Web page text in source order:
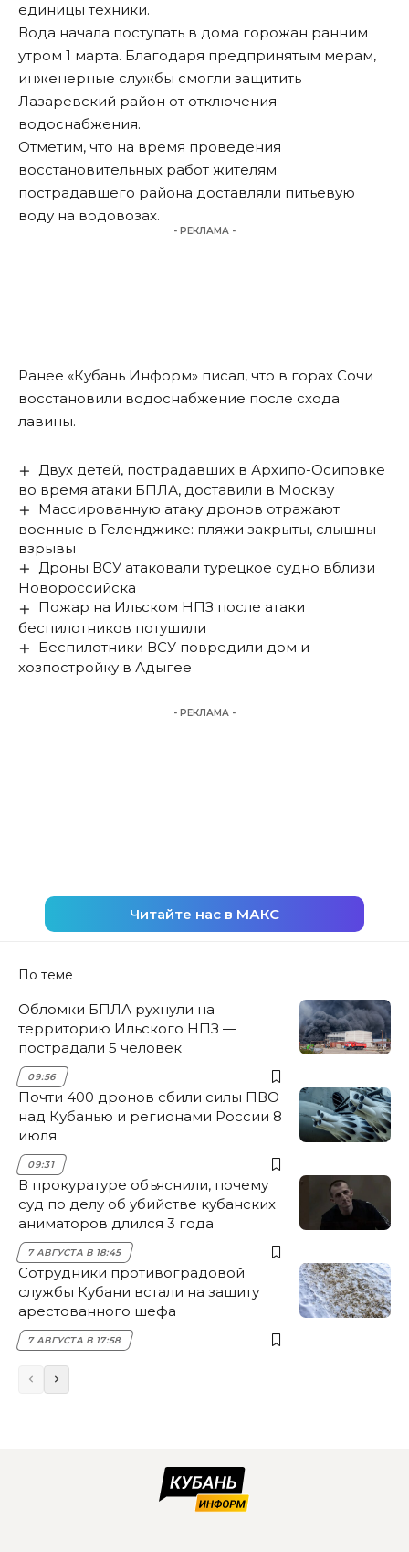
единицы техники.
Вода начала поступать в дома горожан ранним
утром 1 марта. Благодаря предпринятым мерам,
инженерные службы смогли защитить
Лазаревский район от отключения
водоснабжения.
Отметим, что на время проведения
восстановительных работ жителям
пострадавшего района доставляли питьевую
воду на водовозах.
- РЕКЛАМА -
Ранее «Кубань Информ» писал, что в горах Сочи
восстановили водоснабжение после схода
лавины.
Двух детей, пострадавших в Архипо-Осиповке
во время атаки БПЛА, доставили в Москву
Массированную атаку дронов отражают
военные в Геленджике: пляжи закрыты, слышны
взрывы
Дроны ВСУ атаковали турецкое судно вблизи
Новороссийска
Пожар на Ильском НПЗ после атаки
беспилотников потушили
Беспилотники ВСУ повредили дом и
хозпостройку в Адыгее
- РЕКЛАМА -
Читайте нас в МАКС
По теме
Обломки БПЛА рухнули на
территорию Ильского НПЗ —
пострадали 5 человек
09:56
Почти 400 дронов сбили силы ПВО
над Кубанью и регионами России 8
июля
09:31
В прокуратуре объяснили, почему
суд по делу об убийстве кубанских
аниматоров длился 3 года
7 АВГУСТА В 18:45
Сотрудники противоградовой
службы Кубани встали на защиту
арестованного шефа
7 АВГУСТА В 17:58